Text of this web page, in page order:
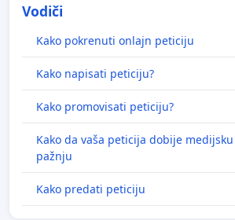
Vodiči
Kako pokrenuti onlajn peticiju
Kako napisati peticiju?
Kako promovisati peticiju?
Kako da vaša peticija dobije medijsku
pažnju
Kako predati peticiju